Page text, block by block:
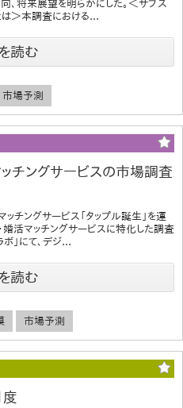
、将来展望を明らかにした。＜サブス
は＞本調査における...
読む
市場予測
チングサービスの市場調査
チングサービス「タップル誕生」を運
婚活マッチングサービスに特化した調査
」にて、デジ...
読む
市場予測